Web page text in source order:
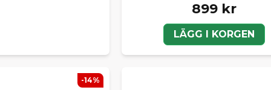
899 kr
LÄGG I KORGEN
-14%